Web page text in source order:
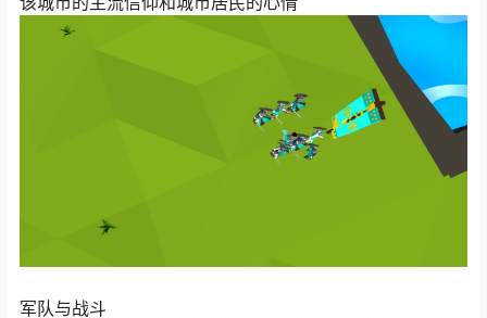
军队与战斗